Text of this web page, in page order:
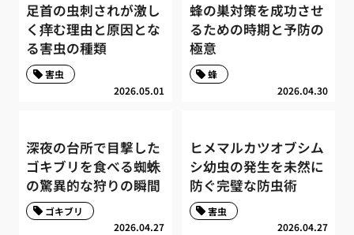
足首の虫刺されが激し
く痒む理由と原因とな
る害虫の種類
2026.05.01
害虫
蜂の巣対策を成功させ
るための時期と予防の
極意
2026.04.30
蜂
深夜の台所で目撃した
ゴキブリを食べる蜘蛛
の驚異的な狩りの瞬間
2026.04.27
ゴキブリ
ヒメマルカツオブシム
シ幼虫の発生を未然に
防ぐ完璧な防虫術
2026.04.27
害虫